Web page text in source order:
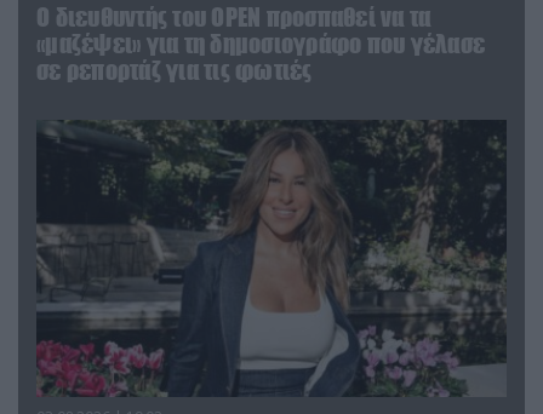
O διευθυντής του OPEN προσπαθεί να τα
«μαζέψει» για τη δημοσιογράφο που γέλασε
σε ρεπορτάζ για τις φωτιές